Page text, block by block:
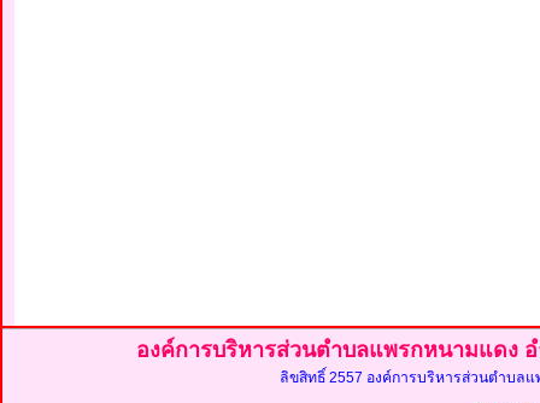
องค์การบริหารส่วนตำบลแพรกหนามแดง
ลิขสิทธิ์ 2557 องค์การบริหารส่วนตำบล